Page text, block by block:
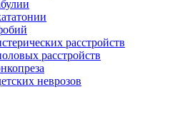
расстройств
расстройств
неврозов